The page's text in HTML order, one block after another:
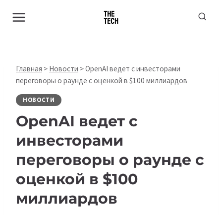
Главная > Новости >OpenAI ведет с инвесторами
переговоры о раунде с оценкой в $100 миллиардов
НОВОСТИ
OpenAI ведет с
инвесторами
переговоры о раунде с
оценкой в $100
миллиардов